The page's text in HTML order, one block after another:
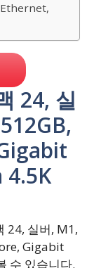
24, 실
24, 실버, M1,
Gigabit
수 있습니다.